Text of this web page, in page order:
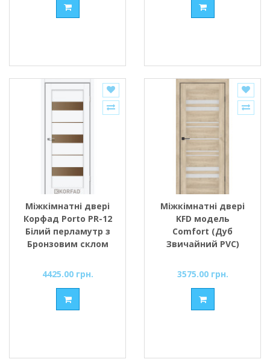
Міжкімнатні двері
Корфад Porto PR-12
Білий перламутр з
Бронзовим склом
4425.00 грн.
Міжкімнатні двері
KFD модель
Comfort (Дуб
Звичайний PVC)
чорним
3575.00 грн.